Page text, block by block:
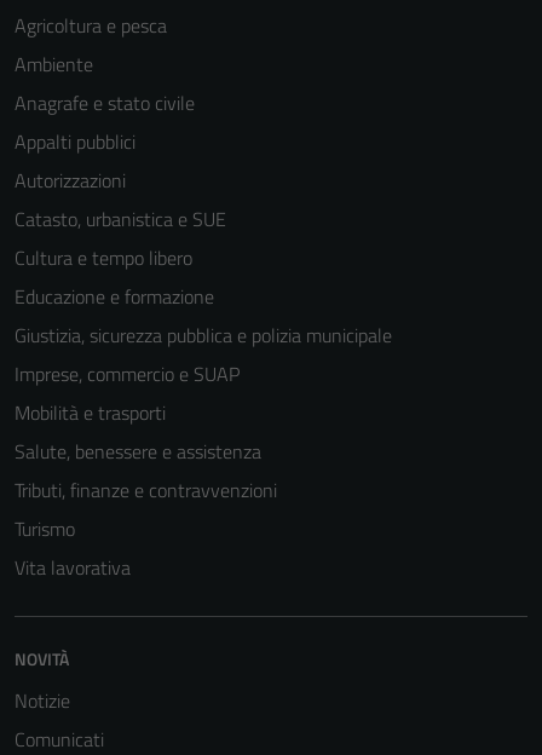
Agricoltura e pesca
Ambiente
Anagrafe e stato civile
Appalti pubblici
Autorizzazioni
Catasto, urbanistica e SUE
Cultura e tempo libero
Educazione e formazione
Giustizia, sicurezza pubblica e polizia municipale
Imprese, commercio e SUAP
Mobilità e trasporti
Salute, benessere e assistenza
Tributi, finanze e contravvenzioni
Turismo
Vita lavorativa
NOVITÀ
Notizie
Comunicati
del sito e non